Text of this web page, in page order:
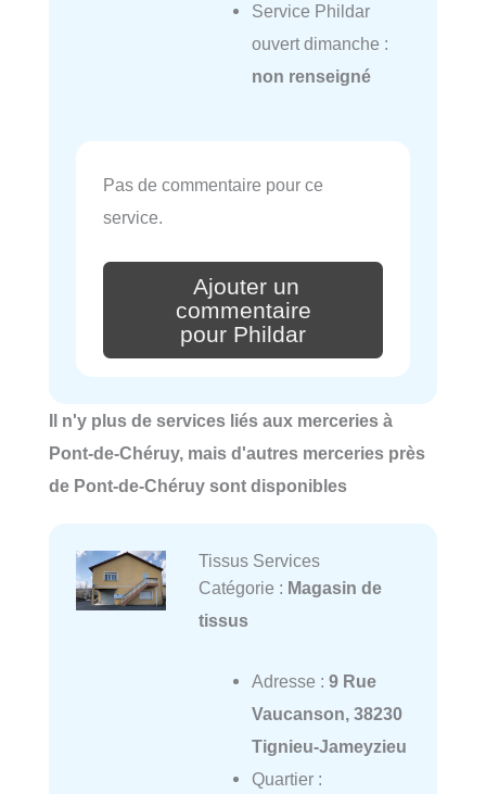
Service Phildar
ouvert dimanche :
non renseigné
Pas de commentaire pour ce
service.
Ajouter un
commentaire
pour Phildar
Il n'y plus de services liés aux merceries à
Pont-de-Chéruy, mais d'autres merceries près
de Pont-de-Chéruy sont disponibles
Tissus Services
Catégorie : Magasin de
tissus
Adresse : 9 Rue
Vaucanson, 38230
Tignieu-Jameyzieu
Quartier :